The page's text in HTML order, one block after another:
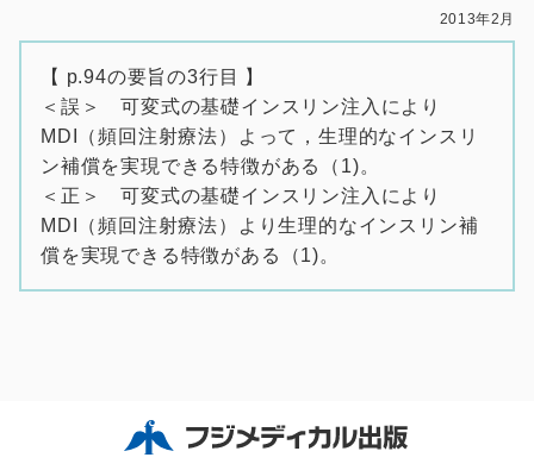
2013年2月
【 p.94の要旨の3行目 】
＜誤＞ 可変式の基礎インスリン注入により
MDI（頻回注射療法）よって，生理的なインスリ
ン補償を実現できる特徴がある（1)。
＜正＞ 可変式の基礎インスリン注入により
MDI（頻回注射療法）より生理的なインスリン補
償を実現できる特徴がある（1)。